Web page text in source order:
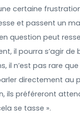
certaine
et passent un
question peut
il pourra s’agir de
il n’est pas rare
directement au
ils préféreront
se tasse ».